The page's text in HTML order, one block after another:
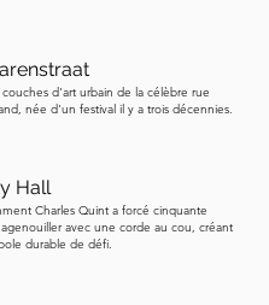
couches d'art urbain de la célèbre rue
née d'un festival il y a trois décennies.
Hall
Charles Quint a forcé cinquante
avec une corde au cou, créant
durable de défi.